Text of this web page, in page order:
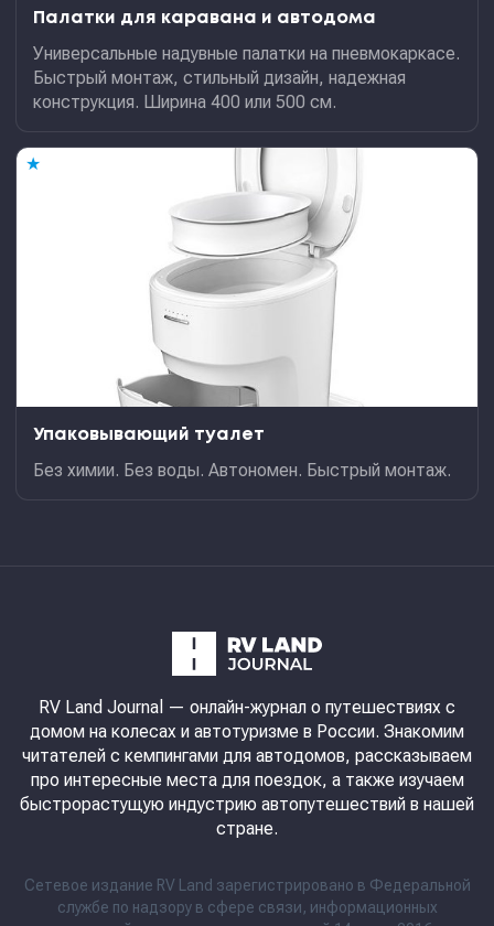
Палатки для каравана и автодома
Универсальные надувные палатки на пневмокаркасе.
Быстрый монтаж, стильный дизайн, надежная
конструкция. Ширина 400 или 500 см.
★
Упаковывающий туалет
Без химии. Без воды. Автономен. Быстрый монтаж.
RV Land Journal — онлайн-журнал о путешествиях с
домом на колесах и автотуризме в России. Знакомим
читателей с кемпингами для автодомов, рассказываем
про интересные места для поездок, а также изучаем
быстрорастущую индустрию автопутешествий в нашей
стране.
Сетевое издание RV Land зарегистрировано в Федеральной
службе по надзору в сфере связи, информационных